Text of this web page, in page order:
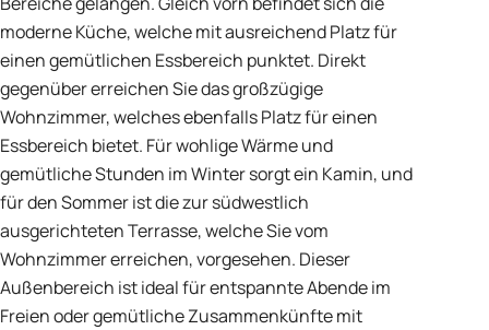
moderne Küche, welche mit ausreichend Platz für
einen gemütlichen Essbereich punktet. Direkt
gegenüber erreichen Sie das großzügige
Wohnzimmer, welches ebenfalls Platz für einen
Essbereich bietet. Für wohlige Wärme und
gemütliche Stunden im Winter sorgt ein Kamin, und
für den Sommer ist die zur südwestlich
ausgerichteten Terrasse, welche Sie vom
Wohnzimmer erreichen, vorgesehen. Dieser
Außenbereich ist ideal für entspannte Abende im
Freien oder gemütliche Zusammenkünfte mit